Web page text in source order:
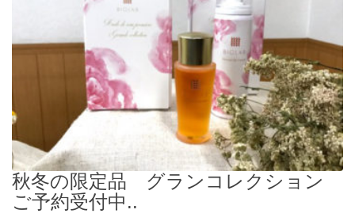
秋冬の限定品 グランコレクション
ご予約受付中..